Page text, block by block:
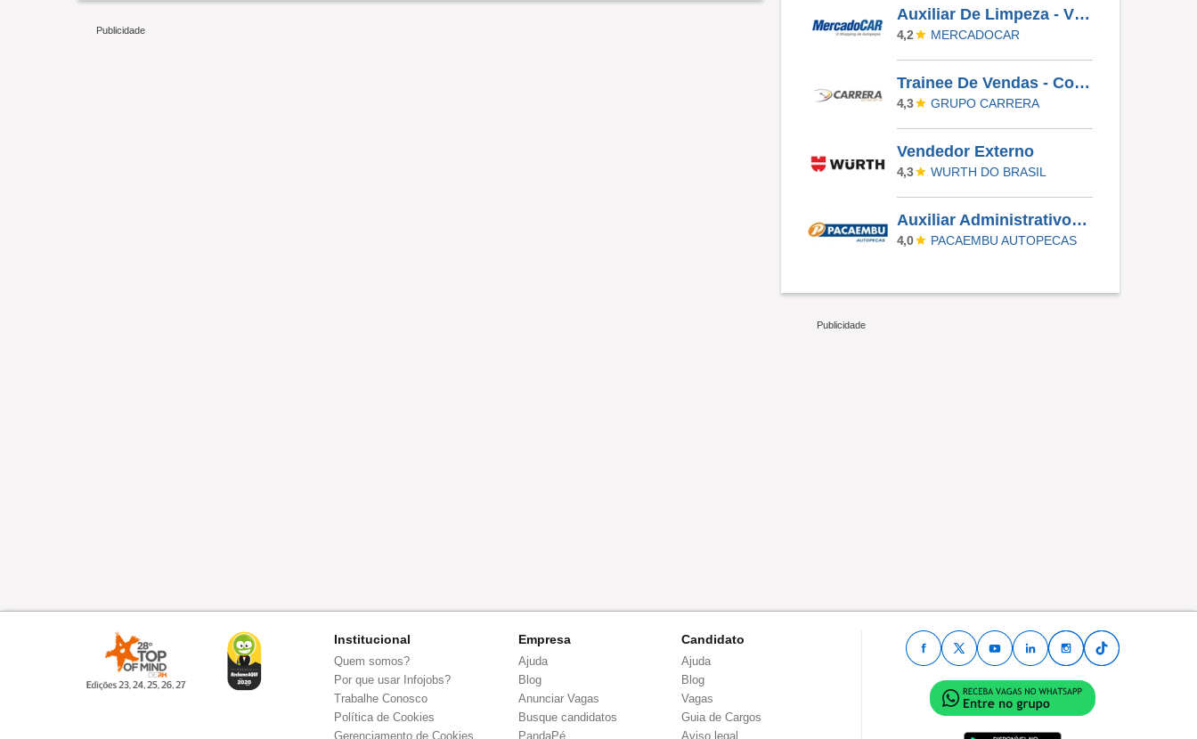
Auxiliar De Limpeza - Vila Menck Osasco - SP
4,2 MERCADOCAR
Trainee De Vendas - Concessionária | Alto Padrão | Villa Lobos
4,3 GRUPO CARRERA
Vendedor Externo
4,3 WURTH DO BRASIL
Auxiliar Administrativo PCD - Área De Marketing (São Paulo)
4,0 PACAEMBU AUTOPECAS
Institucional
Quem somos?
Por que usar Infojobs?
Trabalhe Conosco
Política de Cookies
Gerenciamento de Cookies
Empresa
Ajuda
Blog
Anunciar Vagas
Busque candidatos
PandaPé
Candidato
Ajuda
Blog
Vagas
Guia de Cargos
Aviso legal